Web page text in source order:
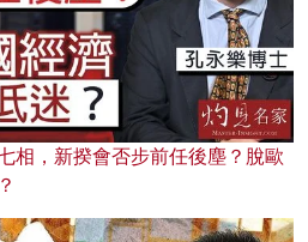
相，新揆會否步前任後塵？脫歐